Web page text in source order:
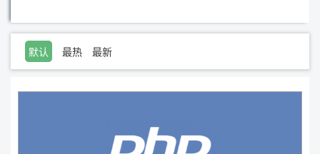
默认 最热 最新